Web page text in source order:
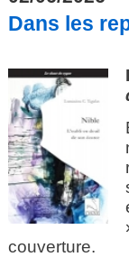
Dans les
couverture.